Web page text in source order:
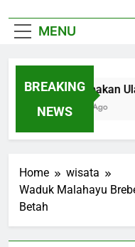
MENU
BREAKING
NEWS
Penampakan
4 Months Ago
Home
wisata
Waduk Malahayu
Betah